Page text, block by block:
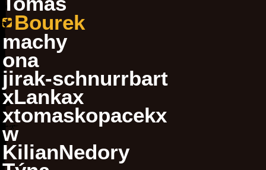
Bourek
machy
ona
jirak-schnurrbart
xLankax
xtomaskopacekx
w
KilianNedory